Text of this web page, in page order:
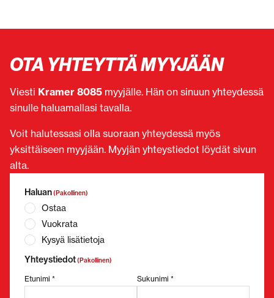
OTA YHTEYTTÄ MYYJÄÄN
Viesti Kramer 8085 myyjälle. Hän on sinuun yhteydessä
sinulle haluamallasi tavalla.
Voit halutessasi olla suoraan yhteydessä myös
yksittäiseen myyjään. Myyjän yhteystiedot löydät sivun
alta.
Haluan(Pakollinen)
Ostaa
Vuokrata
Kysyä lisätietoja
Yhteystiedot(Pakollinen)
Etunimi * Sukunimi *